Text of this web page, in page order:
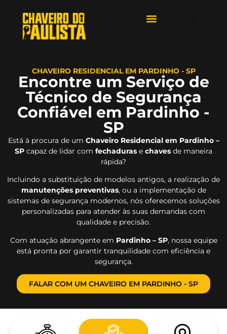
CHAVEIRO RESIDENCIAL EM PARDINHO - SP
Encontre um Serviço de
Técnico de Segurança
Confiável em Pardinho -
SP
Está à procura de um Chaveiro Residencial em Pardinho –
SP capaz de lidar com fechaduras e chaves de maneira
rápida?
Incluindo a substituição de modelos antigos, a realização de
manutenções preventivas, ou a implementação de
sistemas de segurança modernos, nós oferecemos soluções
personalizadas para atender às suas demandas com
qualidade e precisão.
Com atuação abrangente em Pardinho – SP, nossa equipe
está pronta por garantir tranquilidade com eficiência e
segurança.
FALAR COM UM CHAVEIRO EM PARDINHO - SP